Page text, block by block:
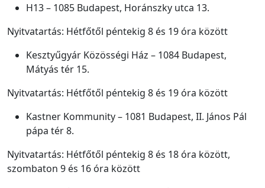
H13 – 1085 Budapest, Horánszky utca 13.
Nyitvatartás: Hétfőtől péntekig 8 és 19 óra között
Kesztyűgyár Közösségi Ház – 1084 Budapest,
Mátyás tér 15.
Nyitvatartás: Hétfőtől péntekig 8 és 19 óra között
Kastner Kommunity – 1081 Budapest, II. János Pál
pápa tér 8.
Nyitvatartás: Hétfőtől péntekig 8 és 18 óra között,
szombaton 9 és 16 óra között